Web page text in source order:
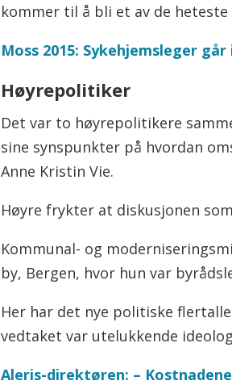
kommer til å bli et av de
Moss 2015: Sykehjemsleger
Høyrepolitiker
Det var to høyrepolitikere
sine synspunkter på hvordan
Anne Kristin Vie.
Høyre frykter at diskusjonen
Kommunal- og
by, Bergen, hvor hun var
Her har det nye politiske
vedtaket var utelukkende
Aleris-direktøren: –